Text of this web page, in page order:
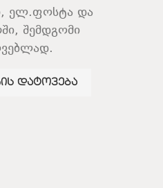
ელ.ფოსტა და
შემდგომი